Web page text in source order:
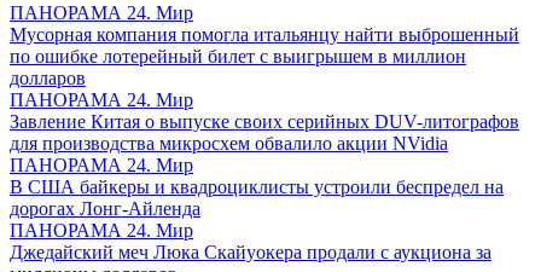
ПАНОРАМА 24. Мир
Мусорная компания помогла итальянцу найти выброшенный
по ошибке лотерейный билет с выигрышем в миллион
долларов
ПАНОРАМА 24. Мир
Завление Китая о выпуске своих серийных DUV-литографов
для производства микросхем обвалило акции NVidia
ПАНОРАМА 24. Мир
В США байкеры и квадроциклисты устроили беспредел на
дорогах Лонг-Айленда
ПАНОРАМА 24. Мир
Джедайский меч Люка Скайуокера продали с аукциона за